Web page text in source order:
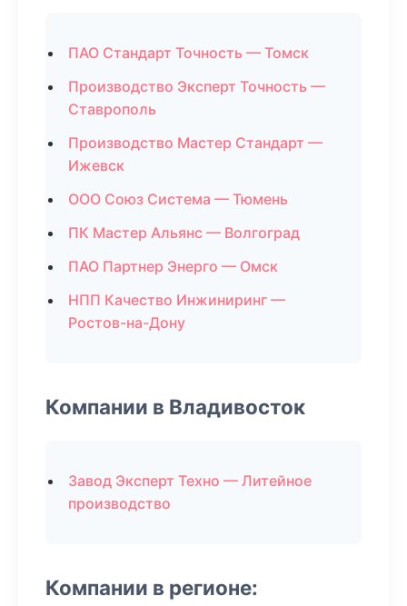
ПАО Стандарт Точность — Томск
Производство Эксперт Точность —
Ставрополь
Производство Мастер Стандарт —
Ижевск
ООО Союз Система — Тюмень
ПК Мастер Альянс — Волгоград
ПАО Партнер Энерго — Омск
НПП Качество Инжиниринг —
Ростов-на-Дону
Компании в Владивосток
Завод Эксперт Техно — Литейное
производство
Компании в регионе: